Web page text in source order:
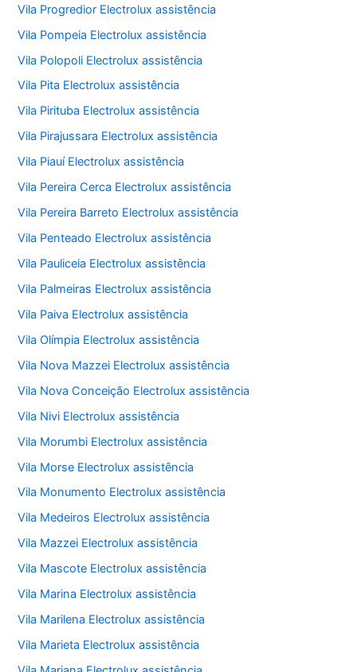
Vila Progredior Electrolux assistência
Vila Pompeia Electrolux assistência
Vila Polopoli Electrolux assistência
Vila Pita Electrolux assistência
Vila Pirituba Electrolux assistência
Vila Pirajussara Electrolux assistência
Vila Piauí Electrolux assistência
Vila Pereira Cerca Electrolux assistência
Vila Pereira Barreto Electrolux assistência
Vila Penteado Electrolux assistência
Vila Pauliceia Electrolux assistência
Vila Palmeiras Electrolux assistência
Vila Paiva Electrolux assistência
Vila Olímpia Electrolux assistência
Vila Nova Mazzei Electrolux assistência
Vila Nova Conceição Electrolux assistência
Vila Nivi Electrolux assistência
Vila Morumbi Electrolux assistência
Vila Morse Electrolux assistência
Vila Monumento Electrolux assistência
Vila Medeiros Electrolux assistência
Vila Mazzei Electrolux assistência
Vila Mascote Electrolux assistência
Vila Marina Electrolux assistência
Vila Marilena Electrolux assistência
Vila Marieta Electrolux assistência